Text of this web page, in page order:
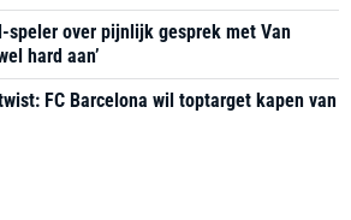
speler over pijnlijk gesprek met Van
hard aan’
FC Barcelona wil toptarget kapen van